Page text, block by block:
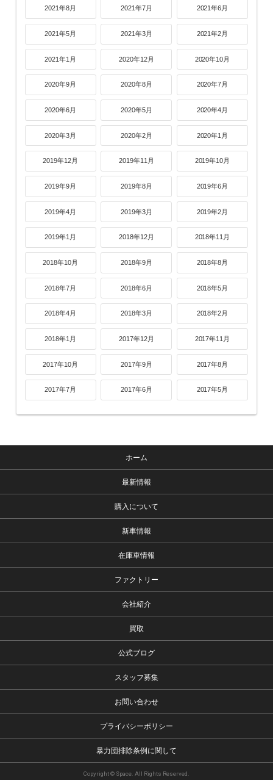
2021年8月 2021年7月 2021年6月
2021年5月 2021年3月 2021年2月
2021年1月 2020年12月 2020年10月
2020年9月 2020年8月 2020年7月
2020年6月 2020年5月 2020年4月
2020年3月 2020年2月 2020年1月
2019年12月 2019年11月 2019年10月
2019年9月 2019年8月 2019年6月
2019年4月 2019年3月 2019年2月
2019年1月 2018年12月 2018年11月
2018年10月 2018年9月 2018年8月
2018年7月 2018年6月 2018年5月
2018年4月 2018年3月 2018年2月
2018年1月 2017年12月 2017年11月
2017年10月 2017年9月 2017年8月
2017年7月 2017年6月 2017年5月
ホーム
最新情報
購入について
新車情報
在庫車情報
ファクトリー
会社紹介
買取
公式ブログ
スタッフ募集
お問い合わせ
プライバシーポリシー
暴力団排除条例に関して
Copyright © Space. All Rights Reserved.